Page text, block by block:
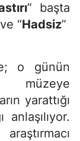
” başta
“Hadsiz”
o günün
yarattığı